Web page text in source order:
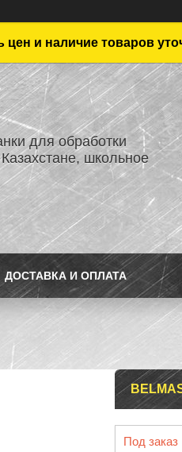
цен и наличие товаров
для обработки
школьное
ДОСТАВКА И ОПЛАТА
Под заказ